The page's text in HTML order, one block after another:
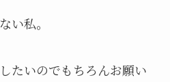
い私。
たいのでもちろんお願い